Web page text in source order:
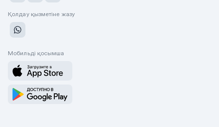
Қолдау қызметіне жазу
Мобильді қосымша